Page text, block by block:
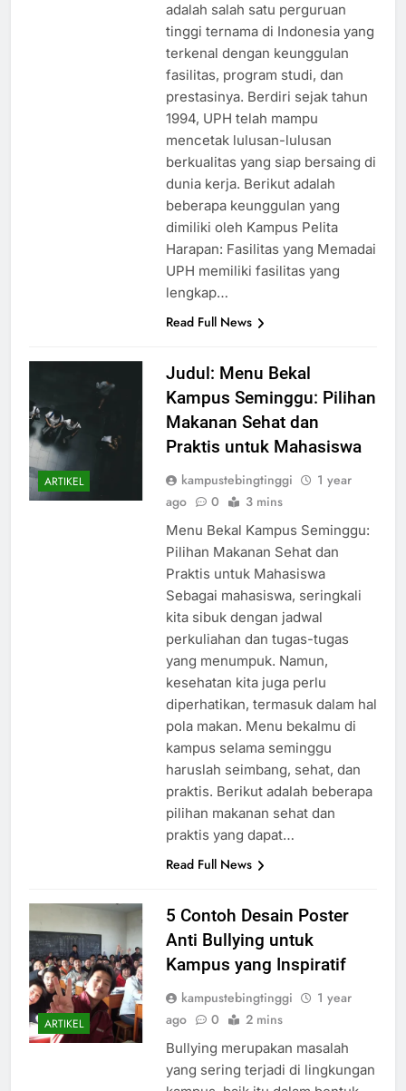
adalah salah satu perguruan
tinggi ternama di Indonesia yang
terkenal dengan keunggulan
fasilitas, program studi, dan
prestasinya. Berdiri sejak tahun
1994, UPH telah mampu
mencetak lulusan-lulusan
berkualitas yang siap bersaing di
dunia kerja. Berikut adalah
beberapa keunggulan yang
dimiliki oleh Kampus Pelita
Harapan: Fasilitas yang Memadai
UPH memiliki fasilitas yang
lengkap…
Read Full News
ARTIKEL
Judul: Menu Bekal
Kampus Seminggu: Pilihan
Makanan Sehat dan
Praktis untuk Mahasiswa
kampustebingtinggi
1 year
ago
0 3 mins
Menu Bekal Kampus Seminggu:
Pilihan Makanan Sehat dan
Praktis untuk Mahasiswa
Sebagai mahasiswa, seringkali
kita sibuk dengan jadwal
perkuliahan dan tugas-tugas
yang menumpuk. Namun,
kesehatan kita juga perlu
diperhatikan, termasuk dalam hal
pola makan. Menu bekalmu di
kampus selama seminggu
haruslah seimbang, sehat, dan
praktis. Berikut adalah beberapa
pilihan makanan sehat dan
praktis yang dapat…
Read Full News
ARTIKEL
5 Contoh Desain Poster
Anti Bullying untuk
Kampus yang Inspiratif
kampustebingtinggi
1 year
ago
0 2 mins
Bullying merupakan masalah
yang sering terjadi di lingkungan